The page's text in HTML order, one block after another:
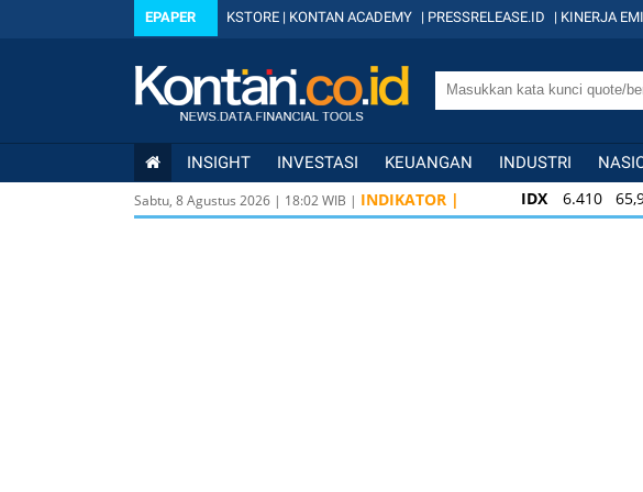
EPAPER KSTORE | KONTAN ACADEMY | PRESSRELEASE.ID | KINERJA
INSIGHT INVESTASI KEUANGAN INDUSTRI
Sabtu, 8 Agustus 2026 | 18:02WIB | INDIKATOR | IDX 6.410
KOMPAS100